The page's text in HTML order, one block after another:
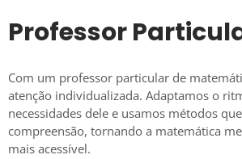
Professor
Com um professor particular de
atenção individualizada. Adaptamos o
necessidades dele e usamos métodos
compreensão, tornando a matemática
mais acessível.